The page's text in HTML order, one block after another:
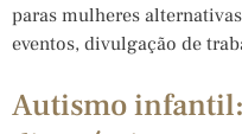
paras mulheres
eventos, divulgação de
Autismo